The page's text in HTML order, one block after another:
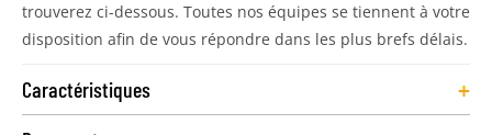
trouverez ci-dessous. Toutes nos équipes se tiennent à votre
disposition afin de vous répondre dans les plus brefs délais.
Caractéristiques +